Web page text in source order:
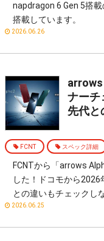
napdragon 6 Gen 5搭
搭載しています。
2026.06.26
arrows
ナーチ
先代と
FCNT スペック詳細
FCNTから「arrows
した！ドコモから
との違いもチェックし
2026.06.25